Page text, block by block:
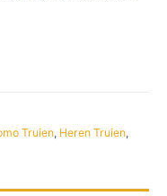
Truien, Heren Truien,